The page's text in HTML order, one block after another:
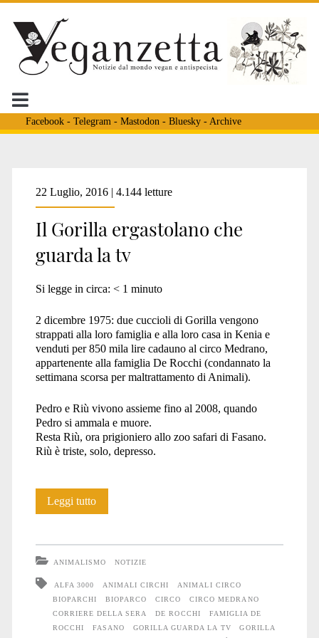
Facebook- Telegram - Mastodon - Bluesky- Archive
Tag:
<span>circo
medrano</span>
22 Luglio, 2016 | 4.144 letture
Il Gorilla ergastolano che
guarda la tv
Si legge in circa: < 1 minuto
2 dicembre 1975: due cuccioli di Gorilla vengono
strappati alla loro famiglia e alla loro casa in Kenia e
venduti per 850 mila lire cadauno al circo Medrano,
appartenente alla famiglia De Rocchi (condannato la
settimana scorsa per maltrattamento di Animali).
Pedro e Riù vivono assieme fino al 2008, quando
Pedro si ammala e muore.
Resta Riù, ora prigioniero allo zoo safari di Fasano.
Riù è triste, solo, depresso.
Leggi tuttoIl
guarda
la
ANIMALISMO NOTIZIE
ALFA 3000 ANIMALI CIRCHI
ANIMALI CIRCO
BIOPARCHI
BIOPARCO CIRCO
CIRCO MEDRANO
CORRIERE DELLA SERA
DE ROCCHI
FAMIGLIA DE
ROCCHI
FASANO GORILLA GUARDA LA TV
GORILLA